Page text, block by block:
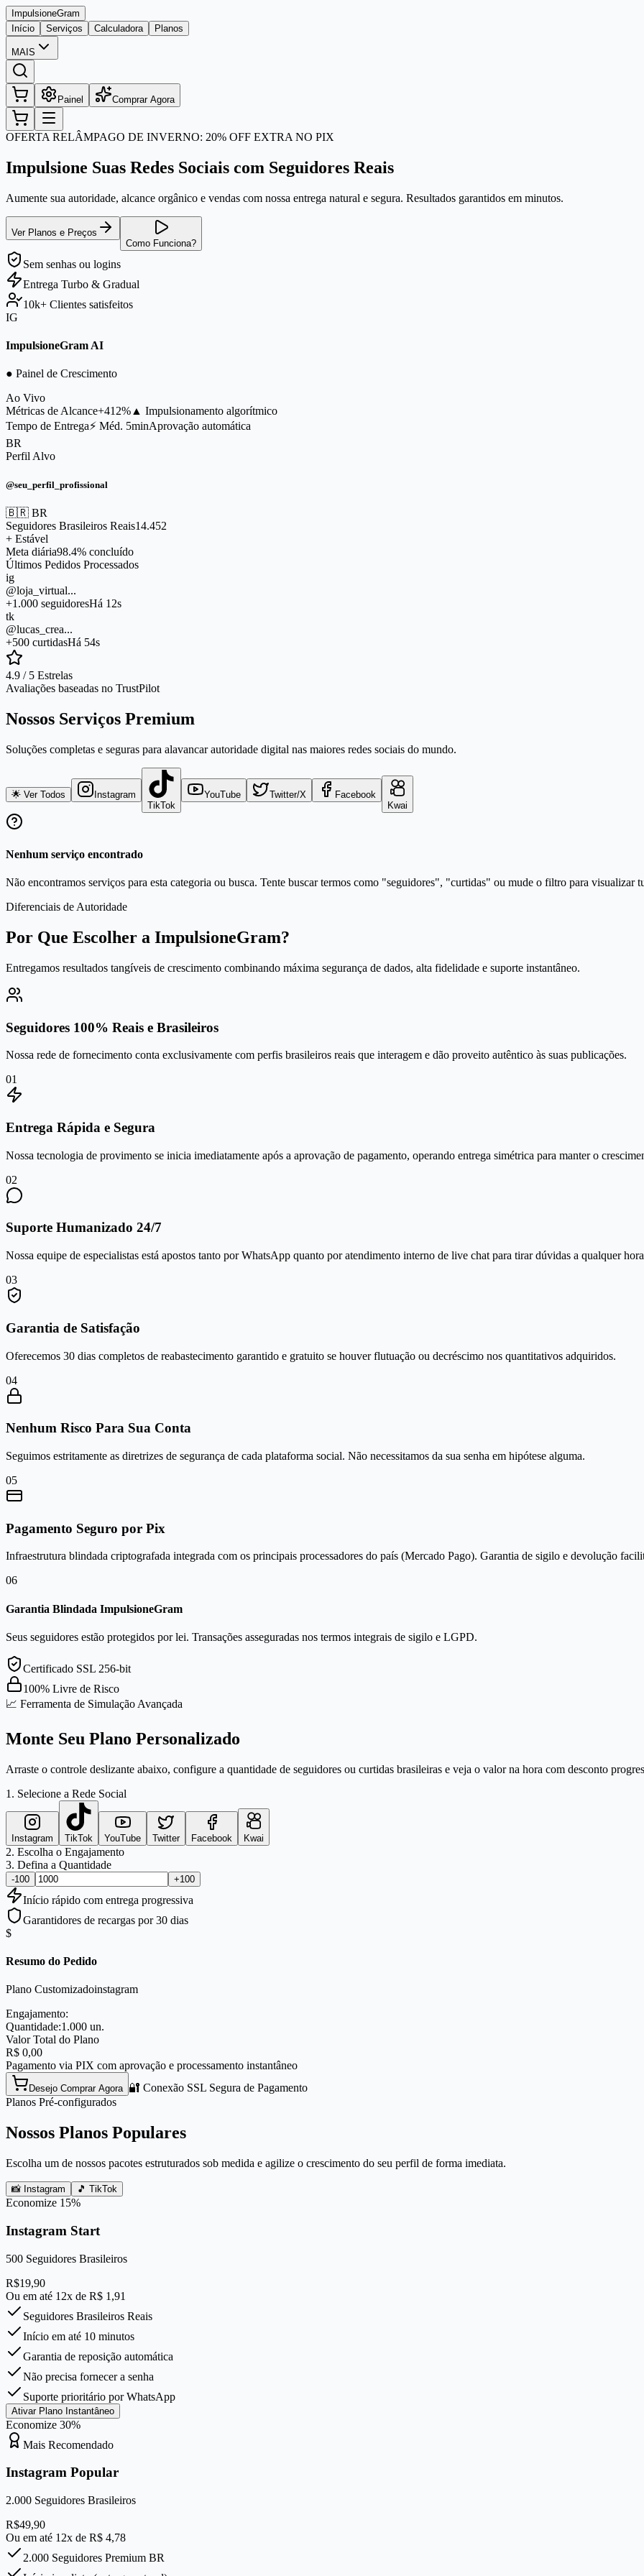
ImpulsioneGram
Início
Serviços Calculadora Planos
MAIS
Painel Comprar Agora
OFERTA RELÂMPAGO DE INVERNO: 20% OFF EXTRA NO PIX
Impulsione Suas Redes Sociais com Seguidores Reais
Aumente sua autoridade, alcance orgânico e vendas com nossa entrega natural e segura. Resultados garantidos em minutos.
Ver Planos e Preços
Como Funciona?
Sem senhas ou logins
Entrega Turbo & Gradual
10k+ Clientes satisfeitos
IG
ImpulsioneGram AI
● Painel de Crescimento
Ao Vivo
Métricas de Alcance+412% ▲ Impulsionamento algorítmico
Tempo de Entrega⚡ Méd. 5minAprovação automática
BR
Perfil Alvo
@seu_perfil_profissional
🇧🇷 BR
Seguidores Brasileiros Reais14.452
+ Estável
Meta diária98.4% concluído
Últimos Pedidos Processados
ig
@loja_virtual...
+1.000 seguidoresHá 12s
tk
@lucas_crea...
+500 curtidasHá 54s
4.9 / 5 Estrelas
Avaliações baseadas no TrustPilot
Nossos Serviços Premium
Soluções completas e seguras para alavancar autoridade digital nas maiores redes sociais do mundo.
🌟 Ver Todos
Instagram
TikTok
YouTube Twitter/X
Facebook
Kwai
Nenhum serviço encontrado
Não encontramos serviços para esta categoria ou busca. Tente buscar termos como "seguidores", "curtidas" ou mude o filtro para visualizar
Diferenciais de Autoridade
Por Que Escolher a ImpulsioneGram?
Entregamos resultados tangíveis de crescimento combinando máxima segurança de dados, alta fidelidade e suporte instantâneo.
Seguidores 100% Reais e Brasileiros
Nossa rede de fornecimento conta exclusivamente com perfis brasileiros reais que interagem e dão proveito autêntico às suas publicações.
01
Entrega Rápida e Segura
Nossa tecnologia de provimento se inicia imediatamente após a aprovação de pagamento, operando entrega simétrica para manter o
02
Suporte Humanizado 24/7
Nossa equipe de especialistas está apostos tanto por WhatsApp quanto por atendimento interno de live chat para tirar dúvidas a qualquer
03
Garantia de Satisfação
Oferecemos 30 dias completos de reabastecimento garantido e gratuito se houver flutuação ou decréscimo nos quantitativos adquiridos.
04
Nenhum Risco Para Sua Conta
Seguimos estritamente as diretrizes de segurança de cada plataforma social. Não necessitamos da sua senha em hipótese alguma.
05
Pagamento Seguro por Pix
Infraestrutura blindada criptografada integrada com os principais processadores do país (Mercado Pago). Garantia de sigilo e devolução
06
Garantia Blindada ImpulsioneGram
Seus seguidores estão protegidos por lei. Transações asseguradas nos termos integrais de sigilo e LGPD.
Certificado SSL 256-bit
100% Livre de Risco
📈 Ferramenta de Simulação Avançada
Monte Seu Plano Personalizado
Arraste o controle deslizante abaixo, configure a quantidade de seguidores ou curtidas brasileiras e veja o valor na hora com desconto
1. Selecione a Rede Social
Instagram TikTok YouTube Twitter Facebook Kwai
2. Escolha o Engajamento
3. Defina a Quantidade
-100 +100
Início rápido com entrega progressiva
Garantidores de recargas por 30 dias
$
Resumo do Pedido
Plano Customizadoinstagram
Engajamento:
Quantidade:1.000 un.
Valor Total do Plano
R$ 0,00
Pagamento via PIX com aprovação e processamento instantâneo
Desejo Comprar Agora 🔐 Conexão SSL Segura de Pagamento
Planos Pré-configurados
Nossos Planos Populares
Escolha um de nossos pacotes estruturados sob medida e agilize o crescimento do seu perfil de forma imediata.
📸 Instagram 🎵 TikTok
Economize 15%
Instagram Start
500 Seguidores Brasileiros
R$19,90
Ou em até 12x de R$ 1,91
Seguidores Brasileiros Reais
Início em até 10 minutos
Garantia de reposição automática
Não precisa fornecer a senha
Suporte prioritário por WhatsApp
Ativar Plano Instantâneo
Economize 30%
Mais Recomendado
Instagram Popular
2.000 Seguidores Brasileiros
R$49,90
Ou em até 12x de R$ 4,78
2.000 Seguidores Premium BR